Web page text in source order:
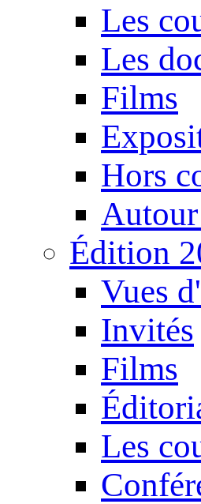
Les
Les
Films
Hors
Édition
Vues
Invités
Films
Les